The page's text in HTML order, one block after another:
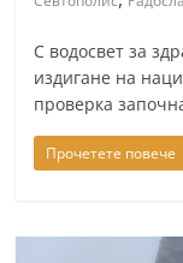
С водосвет за
издигане на
проверка
Прочетете повече